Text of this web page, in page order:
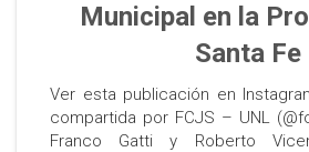
Municipal en la
Santa Fe
Ver esta publicación en
compartida por FCJS – UNL
Franco Gatti y Roberto